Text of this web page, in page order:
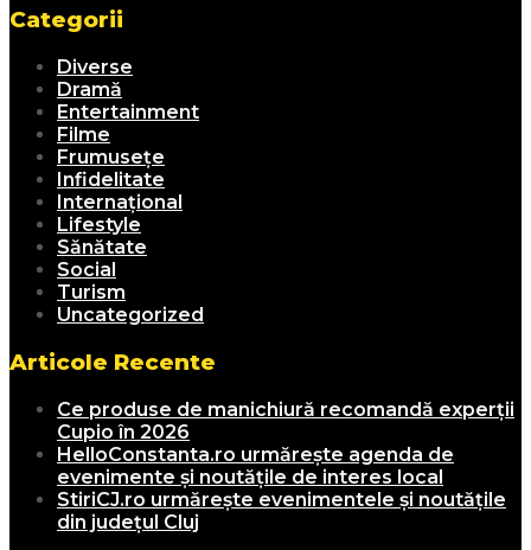
Categorii
Diverse
Dramă
Entertainment
Filme
Frumusețe
Infidelitate
Internațional
Lifestyle
Sănătate
Social
Turism
Uncategorized
Articole Recente
Ce produse de manichiură recomandă experții
Cupio în 2026
HelloConstanta.ro urmărește agenda de
evenimente și noutățile de interes local
StiriCJ.ro urmărește evenimentele și noutățile
din județul Cluj